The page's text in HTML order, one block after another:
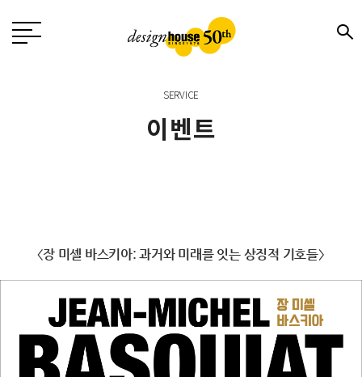
SERVICE
이벤트
〈장 미셸 바스키아: 과거와 미래를 잇는 상징적 기호들〉